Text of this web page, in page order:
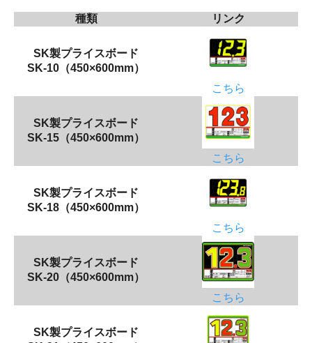
種類 リンク
SK製プライスボード
SK-10（450×600mm）
こちら
SK製プライスボード
SK-15（450×600mm）
こちら
SK製プライスボード
SK-18（450×600mm）
こちら
SK製プライスボード
SK-20（450×600mm）
こちら
SK製プライスボード